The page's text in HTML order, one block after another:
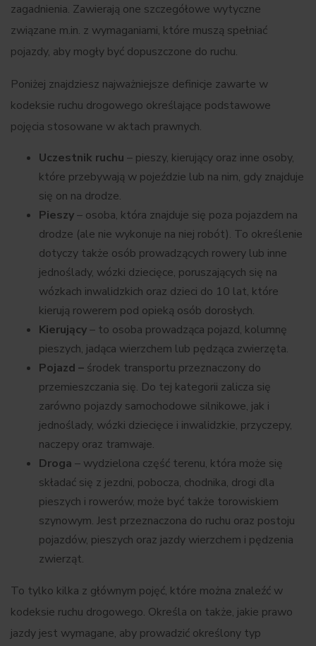
zagadnienia. Zawierają one szczegółowe wytyczne
związane m.in. z wymaganiami, które muszą spełniać
pojazdy, aby mogły być dopuszczone do ruchu.
Poniżej znajdziesz najważniejsze definicje zawarte w
kodeksie ruchu drogowego określające podstawowe
pojęcia stosowane w aktach prawnych.
Uczestnik ruchu – pieszy, kierujący oraz inne osoby,
które przebywają w pojeździe lub na nim, gdy znajduje
się on na drodze.
Pieszy– osoba, która znajduje się poza pojazdem na
drodze (ale nie wykonuje na niej robót). To określenie
dotyczy także osób prowadzących rowery lub inne
jednoślady, wózki dziecięce, poruszających się na
wózkach inwalidzkich oraz dzieci do 10 lat, które
kierują rowerem pod opieką osób dorosłych.
Kierujący– to osoba prowadząca pojazd, kolumnę
pieszych, jadąca wierzchem lub pędząca zwierzęta.
Pojazd – środek transportu przeznaczony do
przemieszczania się. Do tej kategorii zalicza się
zarówno pojazdy samochodowe silnikowe, jak i
jednoślady, wózki dziecięce i inwalidzkie, przyczepy,
naczepy oraz tramwaje.
Droga – wydzielona część terenu, która może się
składać się z jezdni, pobocza, chodnika, drogi dla
pieszych i rowerów, może być także torowiskiem
szynowym. Jest przeznaczona do ruchu oraz postoju
pojazdów, pieszych oraz jazdy wierzchem i pędzenia
zwierząt.
To tylko kilka z głównym pojęć, które można znaleźć w
kodeksie ruchu drogowego. Określa on także, jakie prawo
jazdy jest wymagane, aby prowadzić określony typ